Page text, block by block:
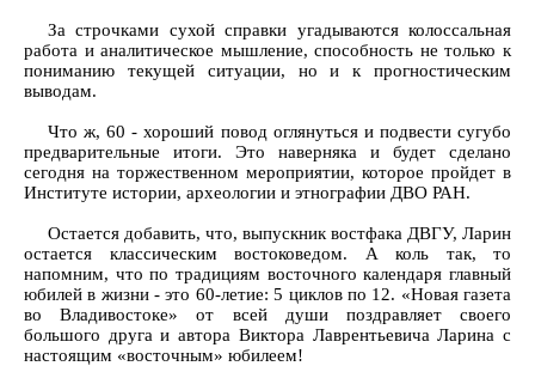
За строчками сухой справки угадываются колоссальная
работа и аналитическое мышление, способность не только к
пониманию текущей ситуации, но и к прогностическим
выводам.
Что ж, 60 - хороший повод оглянуться и подвести сугубо
предварительные итоги. Это наверняка и будет сделано
сегодня на торжественном мероприятии, которое пройдет в
Институте истории, археологии и этнографии ДВО РАН.
Остается добавить, что, выпускник востфака ДВГУ, Ларин
остается классическим востоковедом. А коль так, то
напомним, что по традициям восточного календаря главный
юбилей в жизни - это 60-летие: 5 циклов по 12. «Новая газета
во Владивостоке» от всей души поздравляет своего
большого друга и автора Виктора Лаврентьевича Ларина с
настоящим «восточным» юбилеем!